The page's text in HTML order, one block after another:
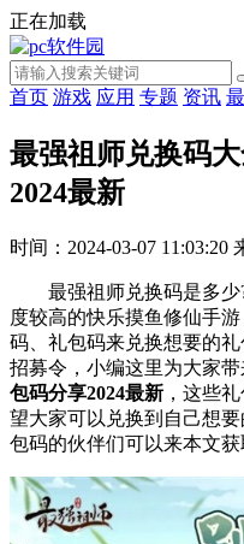
正在加载
首页 游戏 应用 专题 资讯
最强祖师兑换码
2024最新
时间：2024-03-07 11:03:20
最强祖师兑换码是多少?
度较高的快乐摸鱼修仙手
码、礼包码来兑换想要的
招募令，小编这里为大家带
包码分享2024最新 ，这些
望大家可以兑换到自己想
包码的伙伴们可以来本文获